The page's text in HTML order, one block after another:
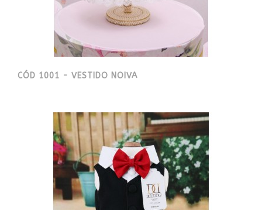
CÓD 1001 - VESTIDO NOIVA